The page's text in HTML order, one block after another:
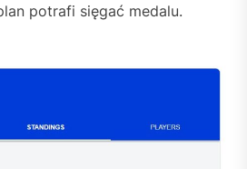
potrafi sięgać medalu.